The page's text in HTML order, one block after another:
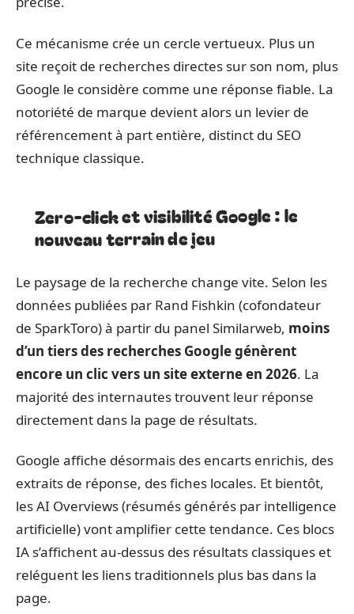
Ce mécanisme crée un cercle vertueux. Plus un
site reçoit de recherches directes sur son nom, plus
Google le considère comme une réponse fiable. La
notoriété de marque devient alors un levier de
référencement à part entière, distinct du SEO
technique classique.
Zero-click et visibilité Google : le
nouveau terrain de jeu
Le paysage de la recherche change vite. Selon les
données publiées par Rand Fishkin (cofondateur
de SparkToro) à partir du panel Similarweb, moins
d’un tiers des recherches Google génèrent
encore un clic vers un site externe en 2026. La
majorité des internautes trouvent leur réponse
directement dans la page de résultats.
Google affiche désormais des encarts enrichis, des
extraits de réponse, des fiches locales. Et bientôt,
les AI Overviews (résumés générés par intelligence
artificielle) vont amplifier cette tendance. Ces blocs
IA s’affichent au-dessus des résultats classiques et
reléguent les liens traditionnels plus bas dans la
page.